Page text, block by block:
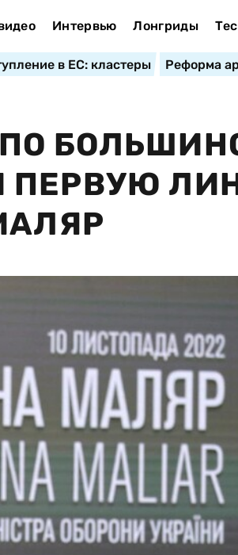
Интервью Лонгриды
в ЕС: кластеры Реформа
ПЕРВУЮ